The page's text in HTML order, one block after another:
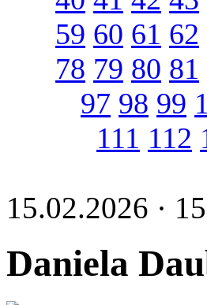
59 60 61 62
78 79 80 81
97 98 99
111 112
15.02.2026 ·
Daniela